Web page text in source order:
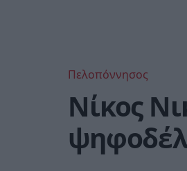
Πελοπόννησος
Νίκος